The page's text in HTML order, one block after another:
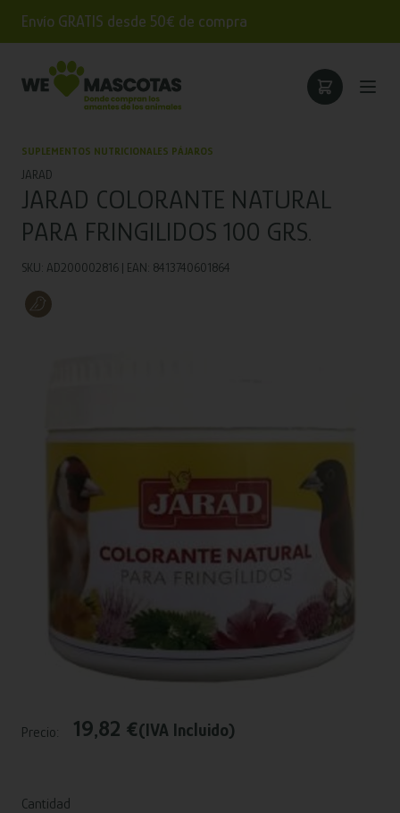
Envío GRATIS desde 50€ de compra
SUPLEMENTOS NUTRICIONALES PÁJAROS
JARAD
JARAD COLORANTE NATURAL
PARA FRINGILIDOS 100 GRS.
SKU: AD200002816 | EAN: 8413740601864
Precio: 19,82 €(IVA Incluido)
Cantidad